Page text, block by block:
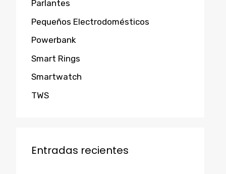
Parlantes
Pequeños Electrodomésticos
Powerbank
Smart Rings
Smartwatch
TWS
Entradas recientes